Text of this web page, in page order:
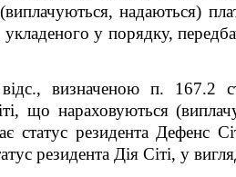
надаються)
укладеного у порядку,
визначеною п. 167.2
що нараховуються
статус резидента Дефенс
резидента Дія Сіті, у